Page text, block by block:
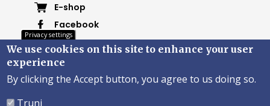
Footer
menu
4
E-shop
Facebook
Instagram
Youtube
Privacy settings
We use cookies on this site to enhance your user
experience
By clicking the Accept button, you agree to us doing so.
Truni